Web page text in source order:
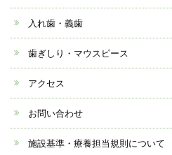
入れ歯・義歯
歯ぎしり・マウスピース
アクセス
お問い合わせ
施設基準・療養担当規則について